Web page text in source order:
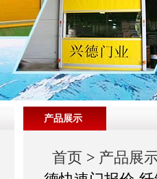
产品展示
首页 > 产品展